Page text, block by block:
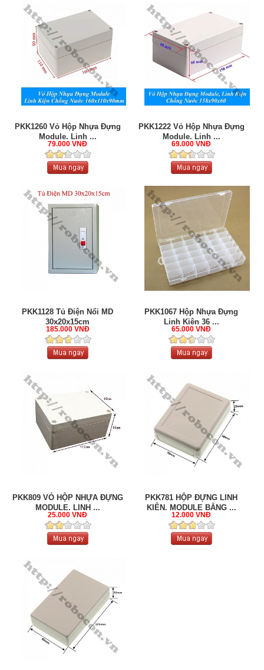
PKK1260 Vỏ Hộp Nhựa Đựng
Module, Linh ...
79.000 VNĐ
PKK1222 Vỏ Hộp Nhựa Đựng
Module, Linh ...
69.000 VNĐ
PKK1128 Tủ Điện Nổi MD
30x20x15cm
185.000 VNĐ
PKK1067 Hộp Nhựa Đựng
Linh Kiện 36 ...
65.000 VNĐ
PKK809 VỎ HỘP NHỰA ĐỰNG
MODULE, LINH ...
25.000 VNĐ
PKK781 HỘP ĐỰNG LINH
KIỆN, MODULE BẰNG ...
12.000 VNĐ